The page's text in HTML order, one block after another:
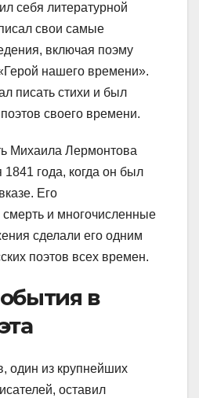
себя литературной
свои самые
включая поэму
нашего времени».
писать стихи и был
своего времени.
Михаила Лермонтова
года, когда он был
Его
и многочисленные
сделали его одним
поэтов всех времен.
в
один из крупнейших
оставил